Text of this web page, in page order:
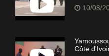
10/08/
Côte